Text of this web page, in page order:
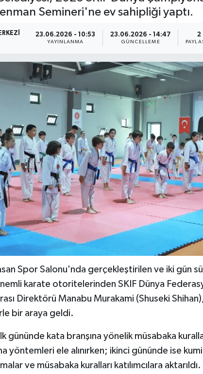
Semineri'ne ev sahipliği yaptı.
23.06.2026 - 10:53
YAYINLANMA
23.06.2026 - 14:47
GÜNCELLEME
2
Spor Salonu'nda gerçekleştirilen ve iki gün
karate otoritelerinden SKIF Dünya
Direktörü Manabu Murakami (Shuseki
bir araya geldi.
gününde kata branşına yönelik müsabaka
yöntemleri ele alınırken; ikinci gününde ise
ve müsabaka kuralları katılımcılara